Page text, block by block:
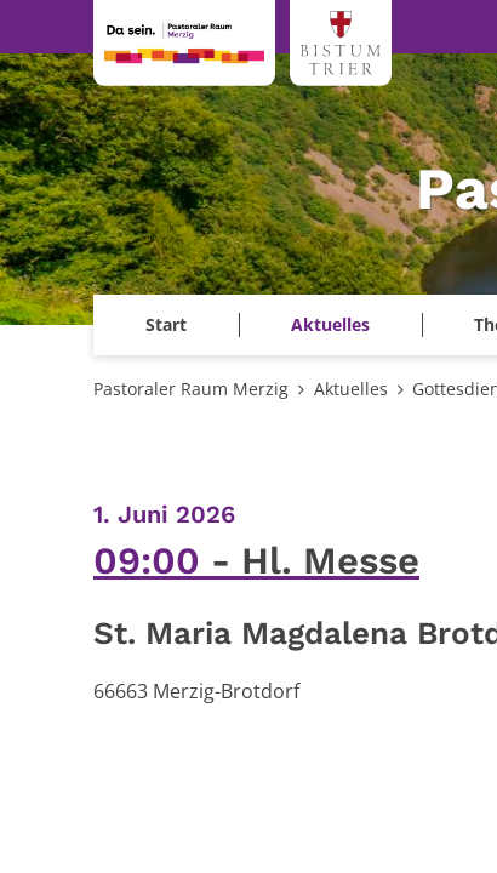
Start Aktuelles
Pastoraler Raum Merzig Aktuelles
1. Juni 2026:
09:00 Hl. Messe
St. Maria Magdalena
66663 Merzig-Brotdorf